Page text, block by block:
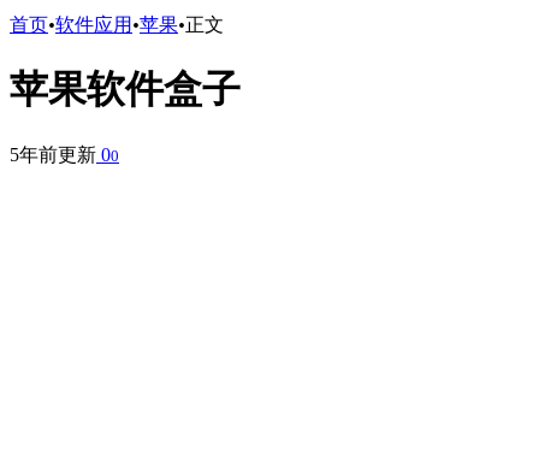
首页•软件应用 •苹果•正文
苹果软件盒子
5年前更新 00